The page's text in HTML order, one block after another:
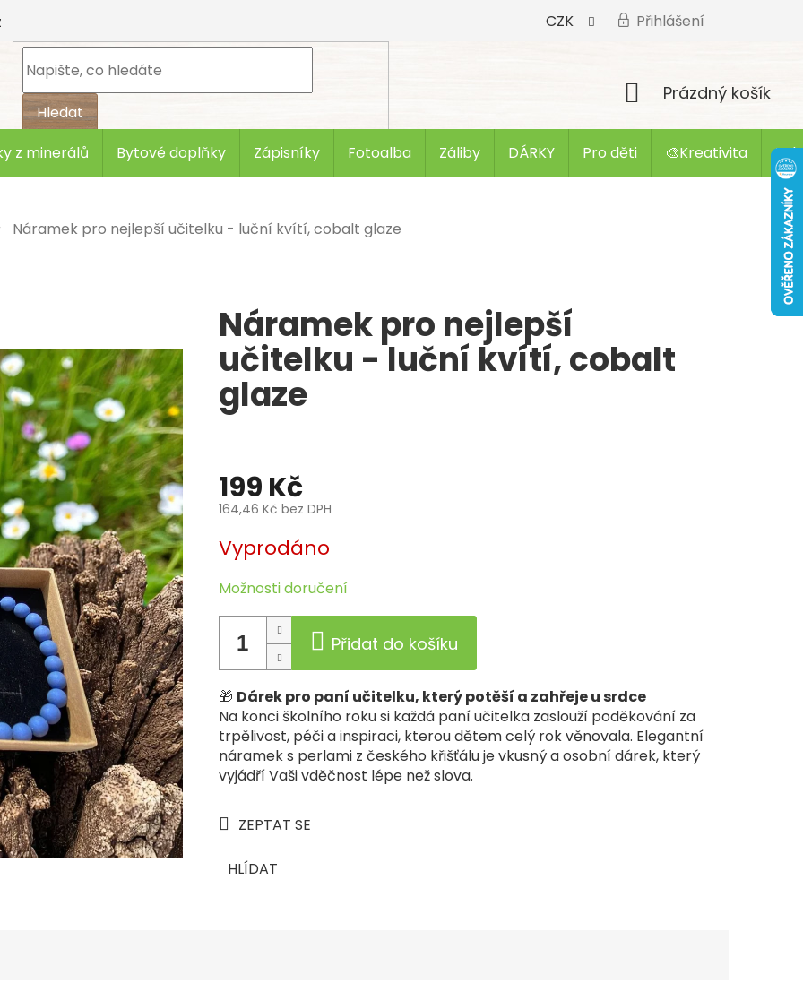
CZK Přihlášení
Hledat
Nákupní
Prázdný košík
z minerálů Bytové doplňky Zápisníky Fotoalba Záliby DÁRKY Pro děti 🎨Kreativita
Náramek pro nejlepší učitelku - luční kvítí, cobalt glaze
Náramek pro nejlepší
učitelku - luční kvítí, cobalt
glaze
199 Kč
164,46 Kč bez DPH
cena:
Vyprodáno
Možnosti doručení
Přidat do košíku
🎁 Dárek pro paní učitelku, který potěší a zahřeje u srdce
Na konci školního roku si každá paní učitelka zaslouží poděkování za
trpělivost, péči a inspiraci, kterou dětem celý rok věnovala. Elegantní
náramek s perlami z českého křišťálu je vkusný a osobní dárek, který
vyjádří Vaši vděčnost lépe než slova.
ZEPTAT SE
HLÍDAT